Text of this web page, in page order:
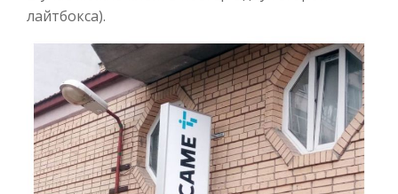
лайтбокса).